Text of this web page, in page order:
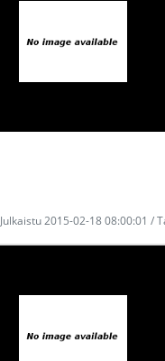
Julkaistu 2015-02-18 08:00:01 /